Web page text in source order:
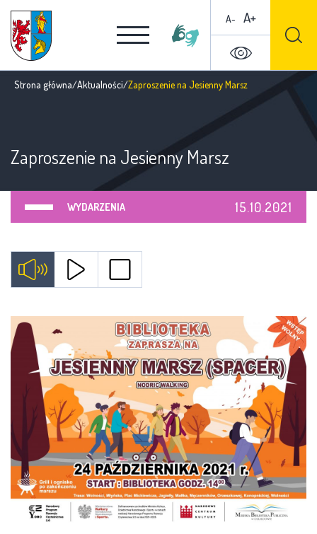
A- A+
Strona główna/Aktualności/Zaproszenie na Jesienny Marsz
Zaproszenie na Jesienny Marsz
WYDARZENIA 15.10.2021